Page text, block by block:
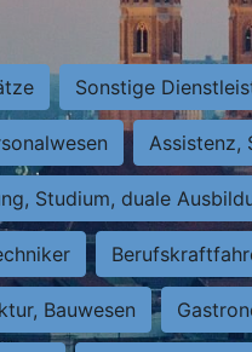
Sonstige
Assistenz,
Studium, duale
Bauwesen